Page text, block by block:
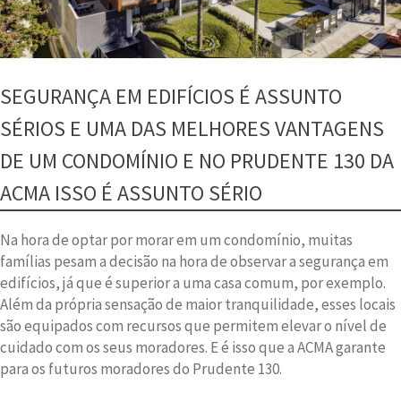
SEGURANÇA EM EDIFÍCIOS É ASSUNTO
SÉRIOS E UMA DAS MELHORES VANTAGENS
DE UM CONDOMÍNIO E NO PRUDENTE 130 DA
ACMA ISSO É ASSUNTO SÉRIO
Na hora de optar por morar em um condomínio, muitas
famílias pesam a decisão na hora de observar a segurança em
edifícios, já que é superior a uma casa comum, por exemplo.
Além da própria sensação de maior tranquilidade, esses locais
são equipados com recursos que permitem elevar o nível de
cuidado com os seus moradores. E é isso que a ACMA garante
para os futuros moradores do Prudente 130.